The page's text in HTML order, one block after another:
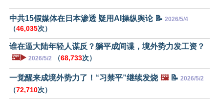
中共15假媒体在日本渗透 疑用AI操纵舆论 📝 2026/5/4
（46,035次）
谁在逼大陆年轻人谋反？躺平成间谍，境外势力发工资？
🖼️▶️ 2026/5/2 （68,733次）
一觉醒来成境外势力了！“习禁平”继续发烧 🖼️📝 2026/5/2
（72,710次）